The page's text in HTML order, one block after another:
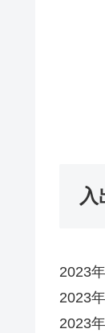
2023
2023
2023